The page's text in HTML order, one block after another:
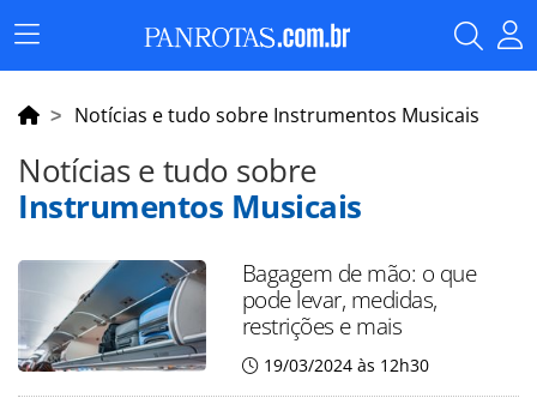
Menu
Principal
Notícias e tudo sobre Instrumentos Musicais
Notícias e tudo sobre
Instrumentos Musicais
Bagagem de mão: o que
pode levar, medidas,
restrições e mais
19/03/2024 às 12h30